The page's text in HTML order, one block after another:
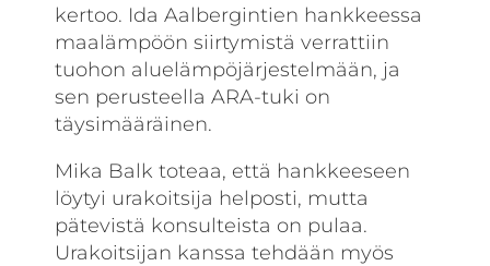
kertoo. Ida Aalbergintien hankkeessa
maalämpöön siirtymistä verrattiin
tuohon aluelämpö­järjestelmään, ja
sen perusteella ARA-tuki on
täysimääräinen.
Mika Balk toteaa, että hankkeeseen
löytyi urakoitsija helposti, mutta
pätevistä konsulteista on pulaa.
Urakoitsijan kanssa tehdään myös